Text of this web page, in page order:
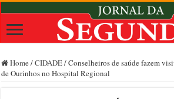
Home /CIDADE/Conselheiros de saúde fazem
de Ourinhos no Hospital Regional